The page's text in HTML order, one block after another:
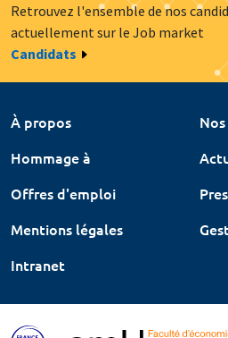
Retrouvez l'ensemble de nos
actuellement sur le Job market
Candidats
À propos
Hommage à
Offres d'emploi
Mentions légales
Intranet